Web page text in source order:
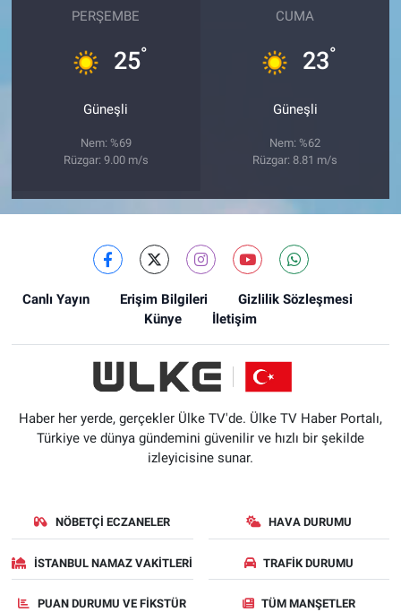
PERŞEMBE
25°
Güneşli
Nem: %69
Rüzgar: 9.00 m/s
CUMA
23°
Güneşli
Nem: %62
Rüzgar: 8.81 m/s
Canlı Yayın Erişim Bilgileri
Gizlilik Sözleşmesi
Künye
İletişim
Haber her yerde, gerçekler Ülke TV'de. Ülke TV Haber Portalı,
Türkiye ve dünya gündemini güvenilir ve hızlı bir şekilde
izleyicisine sunar.
NÖBETÇI ECZANELER HAVA DURUMU
İSTANBUL NAMAZ VAKITLERI TRAFIK DURUMU
PUAN DURUMU VE FIKSTÜR TÜM MANŞETLER